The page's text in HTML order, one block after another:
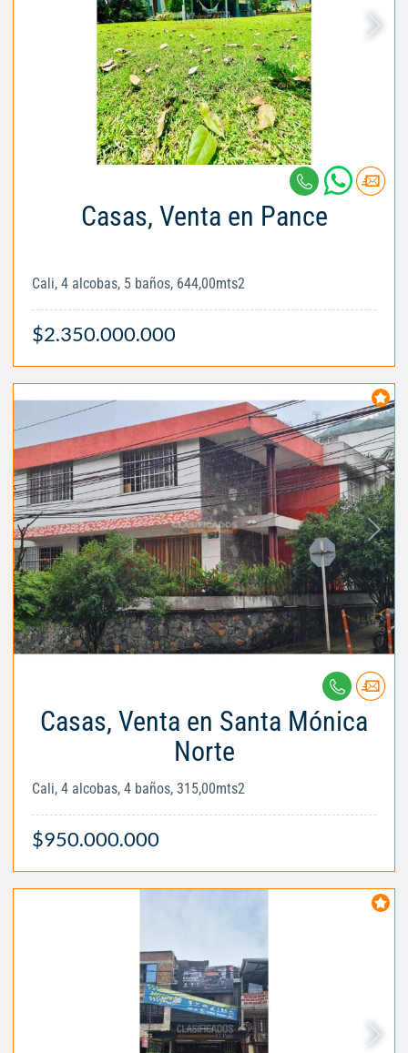
Casas, Venta en Pance
Cali, 4 alcobas, 5 baños, 644,00mts2
$2.350.000.000
Casas, Venta en Santa Mónica
Norte
Cali, 4 alcobas, 4 baños, 315,00mts2
$950.000.000